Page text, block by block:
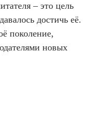
– это цель
достичь её.
поколение,
новых